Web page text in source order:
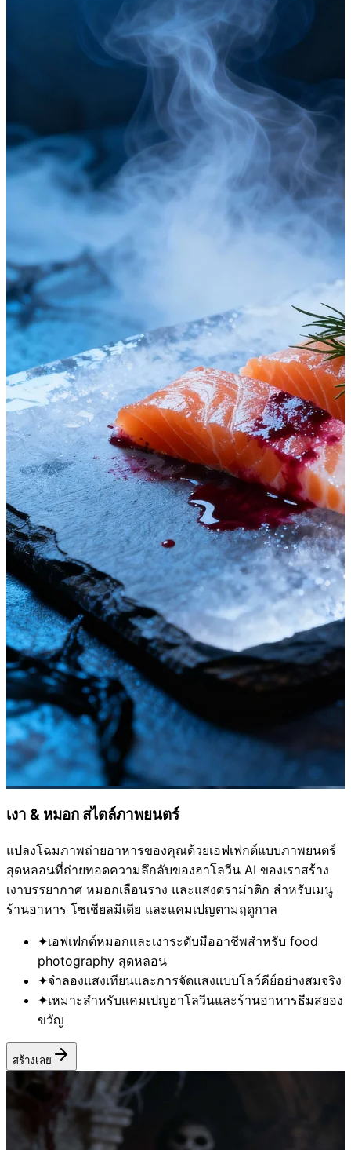
เงา & หมอก สไตล์ภาพยนตร์
แปลงโฉมภาพถ่ายอาหารของคุณด้วยเอฟเฟกต์แบบภาพยนตร์
สุดหลอนที่ถ่ายทอดความลึกลับของฮาโลวีน AI ของเราสร้าง
เงาบรรยากาศ หมอกเลือนราง และแสงดราม่าติก สำหรับเมนู
ร้านอาหาร โซเชียลมีเดีย และแคมเปญตามฤดูกาล
✦เอฟเฟกต์หมอกและเงาระดับมืออาชีพสำหรับ food
photography สุดหลอน
✦จำลองแสงเทียนและการจัดแสงแบบโลว์คีย์อย่างสมจริง
✦เหมาะสำหรับแคมเปญฮาโลวีนและร้านอาหารธีมสยอง
ขวัญ
สร้างเลย